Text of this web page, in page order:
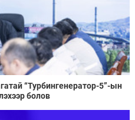
“Турбингенератор-5”-ын
болов